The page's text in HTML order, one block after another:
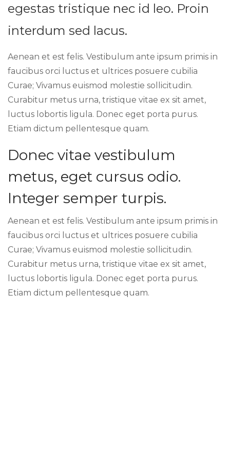
egestas tristique nec id leo. Proin
interdum sed lacus.
Aenean et est felis. Vestibulum ante ipsum primis in
faucibus orci luctus et ultrices posuere cubilia
Curae; Vivamus euismod molestie sollicitudin.
Curabitur metus urna, tristique vitae ex sit amet,
luctus lobortis ligula. Donec eget porta purus.
Etiam dictum pellentesque quam.
Donec vitae vestibulum
metus, eget cursus odio.
Integer semper turpis.
Aenean et est felis. Vestibulum ante ipsum primis in
faucibus orci luctus et ultrices posuere cubilia
Curae; Vivamus euismod molestie sollicitudin.
Curabitur metus urna, tristique vitae ex sit amet,
luctus lobortis ligula. Donec eget porta purus.
Etiam dictum pellentesque quam.